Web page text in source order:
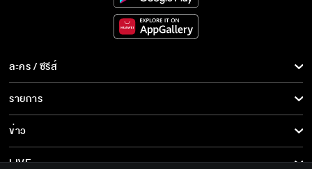
ละคร / ซีรีส์
ละคร/ซีรีส์
ซีรีส์นานาชาติ
การ์ตูน & เกม
รายการ
รายการทั้งหมด
ข่าว
ข่าวทั้งหมด
LIVE